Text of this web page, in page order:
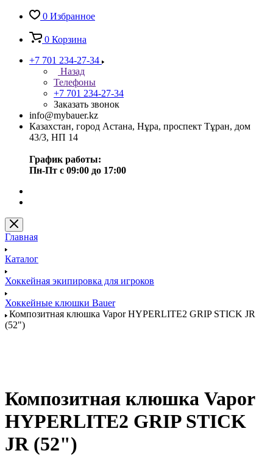
0 Избранное
0 Корзина
+7 701 234-27-34
Назад
Телефоны
+7 701 234-27-34
Заказать звонок
info@mybauer.kz
Казахстан, город Астана, Нұра, проспект Тұран, дом
43/3, НП 14
График работы:
Пн-Пт с 09:00 до 17:00
Главная
Каталог
Хоккейная экипировка для игроков
Хоккейные клюшки Bauer
Композитная клюшка Vapor HYPERLITE2 GRIP STICK JR
(52")
Композитная клюшка Vapor
HYPERLITE2 GRIP STICK
JR (52")